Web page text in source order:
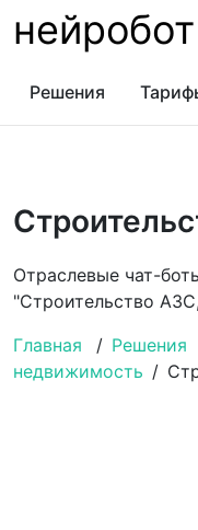
нейробот
Решения
Отраслевые чат-
"Строительство
Главная
/ Решения
недвижимость /